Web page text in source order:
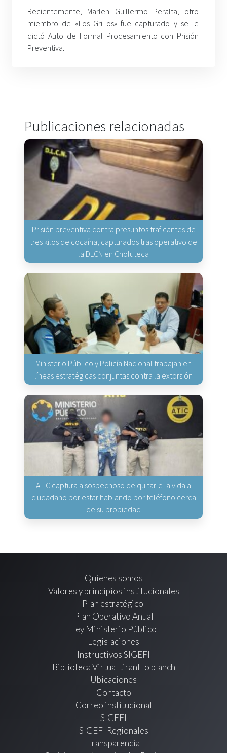
Recientemente, Marlen Guillermo Peralta, otro
miembro de «Los Grillos» fue capturado y se le
dictó Auto de Formal Procesamiento con Prisión
Preventiva.
Publicaciones relacionadas
Prisión preventiva contra presuntos traficantes de
tres kilos de cocaína, capturados tras operativo de
la DLCN en Choluteca
Ministerio Público y Policía Nacional trabajan en
líneas estratégicas conjuntas contra la extorsión
ATIC captura a sospechoso de quitarle la vida a
ciudadano por estar hablando por teléfono cerca
de su propiedad
Quienes somos
Valores y principios institucionales
Plan estratégico
Plan Operativo Anual
Ley Ministerio Público
Legislaciones
Instructivos SIGEFI
Biblioteca Virtual tirant lo blanch
Ubicaciones
Contacto
Correo institucional
SIGEFI
SIGEFI Regionales
Transparencia